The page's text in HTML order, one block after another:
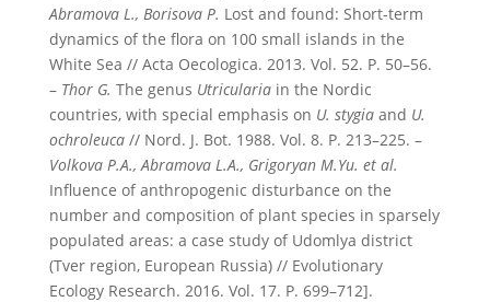
Abramova L., Borisova P. Lost and found: Short-term
dynamics of the flora on 100 small islands in the
White Sea // Acta Oecologica. 2013. Vol. 52. P. 50–56.
– Thor G. The genus Utriculariain the Nordic
countries, with special emphasis on U. stygiaand U.
ochroleuca// Nord. J. Bot. 1988. Vol. 8. P. 213–225. –
Volkova P.A., Abramova L.A., Grigoryan M.Yu. et al.
Influence of anthropogenic disturbance on the
number and composition of plant species in sparsely
populated areas: a case study of Udomlya district
(Tver region, European Russia) // Evolutionary
Ecology Research. 2016. Vol. 17. P. 699–712].